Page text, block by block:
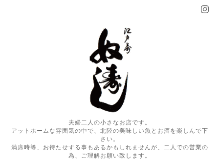
夫婦二人の小さなお店です。
アットホームな雰囲気の中で、北陸の美味しい魚とお酒を楽しんで下
さい。
満席時等、お待たせする事もあるかもしれませんが、二人での営業の
為、ご理解お願い致します。